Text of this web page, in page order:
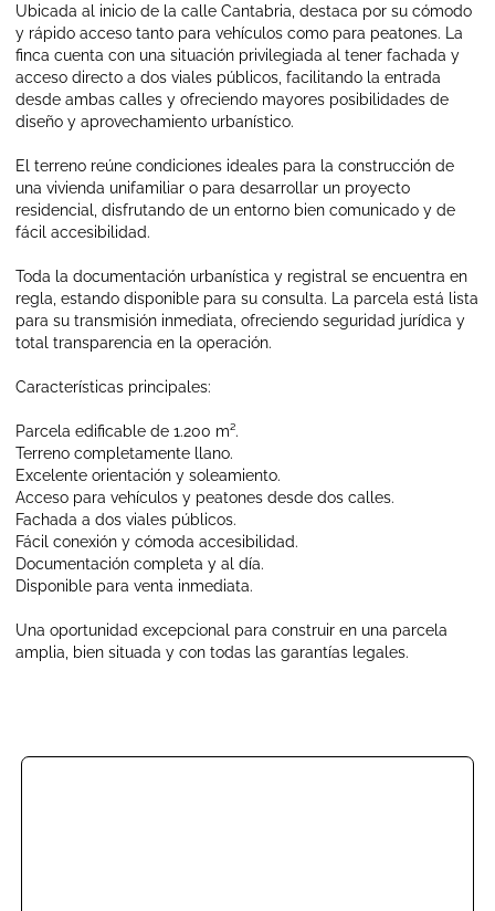
Ubicada al inicio de la calle Cantabria, destaca por su cómodo
y rápido acceso tanto para vehículos como para peatones. La
finca cuenta con una situación privilegiada al tener fachada y
acceso directo a dos viales públicos, facilitando la entrada
desde ambas calles y ofreciendo mayores posibilidades de
diseño y aprovechamiento urbanístico.
El terreno reúne condiciones ideales para la construcción de
una vivienda unifamiliar o para desarrollar un proyecto
residencial, disfrutando de un entorno bien comunicado y de
fácil accesibilidad.
Toda la documentación urbanística y registral se encuentra en
regla, estando disponible para su consulta. La parcela está lista
para su transmisión inmediata, ofreciendo seguridad jurídica y
total transparencia en la operación.
Características principales:
Parcela edificable de 1.200 m².
Terreno completamente llano.
Excelente orientación y soleamiento.
Acceso para vehículos y peatones desde dos calles.
Fachada a dos viales públicos.
Fácil conexión y cómoda accesibilidad.
Documentación completa y al día.
Disponible para venta inmediata.
Una oportunidad excepcional para construir en una parcela
amplia, bien situada y con todas las garantías legales.